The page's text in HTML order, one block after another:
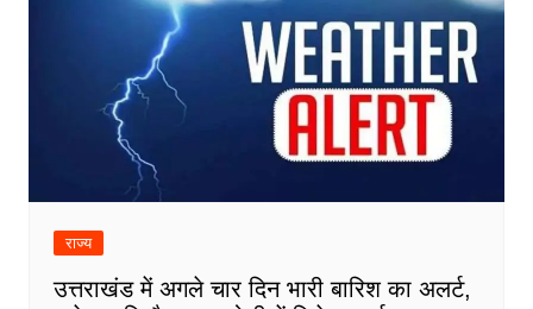
राज्य
उत्तराखंड में अगले चार दिन भारी बारिश का अलर्ट,